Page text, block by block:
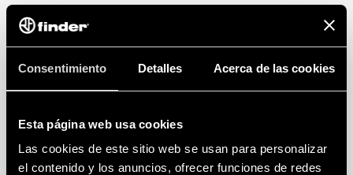
Consentimiento Detalles Acerca de las cookies
Esta página web usa cookies
Las cookies de este sitio web se usan para personalizar
el contenido y los anuncios, ofrecer funciones de redes